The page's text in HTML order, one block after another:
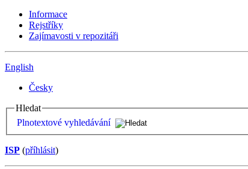
Informace
Rejstříky
Zajímavosti v repozitáři
English
Česky
Hledat
Plnotextové vyhledávání
ISP (příhlásit)